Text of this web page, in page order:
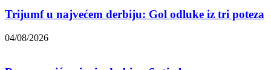
Trijumf u najvećem derbiju: Gol odluke iz tri poteza
04/08/2026